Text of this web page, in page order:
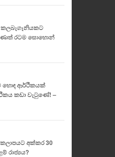
රටම සොහොන්
හොඳ ආර්ථිකයක්
කඩා වැටුණේ! –
අක්කර 30
රාජ්‍යය?